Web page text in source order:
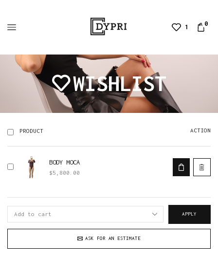
1 0
WISHLIST
PRODUCT ACTION
BODY MOCA
$5,800.00
APPLY
ASK FOR AN ESTIMATE